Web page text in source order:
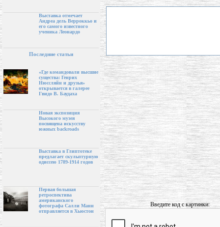
Выставка отмечает
Андреа дель Верроккьо и
его самого известного
ученика Леонардо
Последние статьи
«Где командовали высшие
существа: Генрих
Нюссляйн и друзья»
открывается в галерее
Гвидо В. Баудаха
Новая экспозиция
Высокого музея
посвящена искусству
южных backroads
Выставка в Глиптотеке
предлагает скульптурную
одиссею 1789-1914 годов
Первая большая
ретроспектива
американского
фотографа Салли Манн
отправляется в Хьюстон
Введите код с картинки: